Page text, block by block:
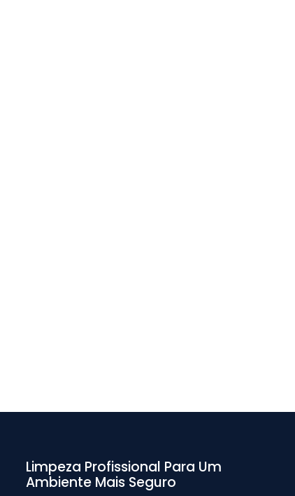
Limpeza Profissional Para Um
Ambiente Mais Seguro